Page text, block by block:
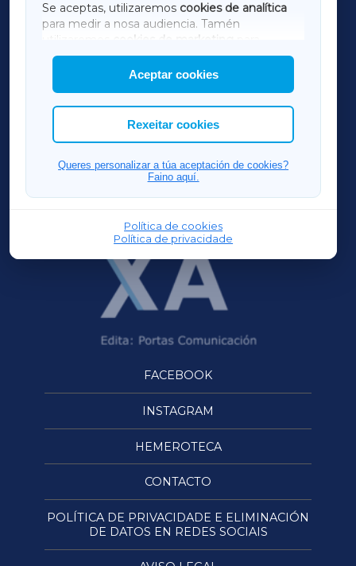
Se aceptas, utilizaremos cookies de analítica
para medir a nosa audiencia. Tamén
utilizaremos
cookies de marketing
mostrar publicidade de terceiros.
Así mesmo, podes personalizar a elección das
cookies que desexas permitir.
Aceptar cookies
Rexeitar cookies
Queres personalizar a túa aceptación de cookies?
Faino aquí.
Política de cookies
Política de privacidade
AMARIÑAXA
RIBEIRASACRAXA
ACORUÑAXA
FERROLXA
OURENSEXA
FACEBOOK
INSTAGRAM
HEMEROTECA
CONTACTO
POLÍTICA DE PRIVACIDADE E ELIMINACIÓN
DE DATOS EN REDES SOCIAIS